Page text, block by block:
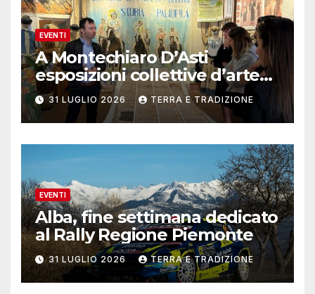
EVENTI
A Montechiaro D’Asti
esposizioni collettive d’arte
contemporanea
31 LUGLIO 2026 TERRA E TRADIZIONE
EVENTI
Alba, fine settimana dedicato
al Rally Regione Piemonte
31 LUGLIO 2026 TERRA E TRADIZIONE